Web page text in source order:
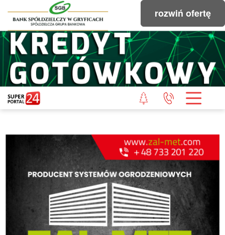
rozwiń ofertę
STRONA GŁÓWNA
POWIAT GRYFICKI
WIADOMOŚCI Z LASU
STUDIO SUPERPORTALU
KONTAKT
REDAKCJA
REGULAMIN